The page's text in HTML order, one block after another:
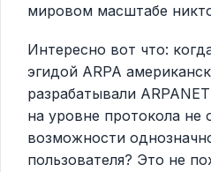
мировом масштабе
Интересно вот что:
эгидой ARPA
разрабатывали
на уровне протокола не
возможности
пользователя? Это не